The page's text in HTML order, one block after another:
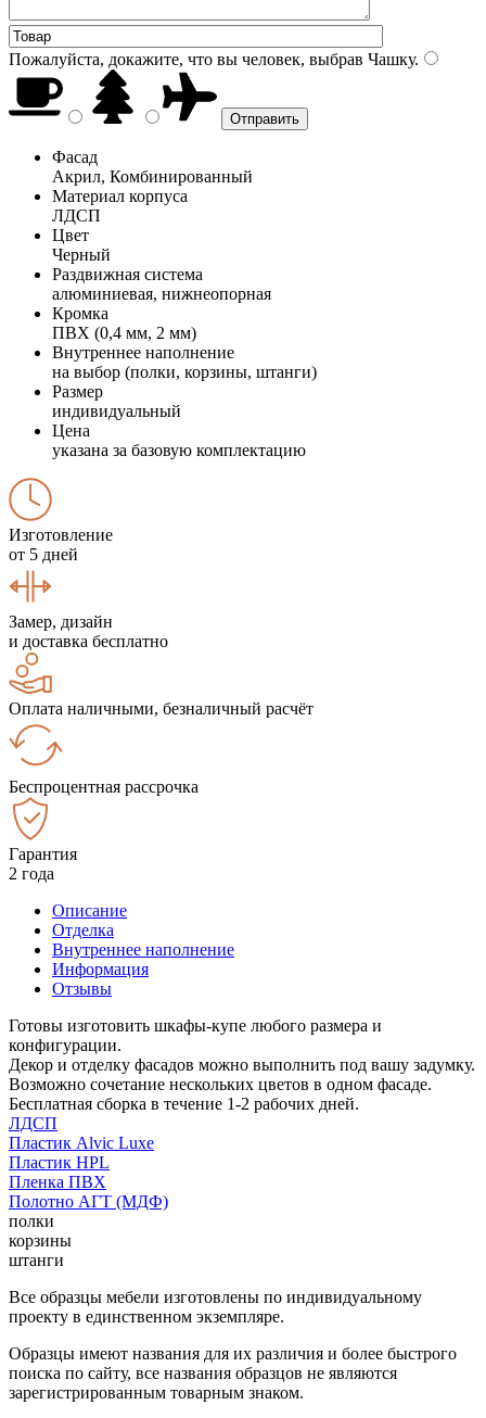
Пожалуйста, докажите, что вы человек, выбрав Чашку.
Фасад
Акрил, Комбинированный
Материал корпуса
ЛДСП
Цвет
Черный
Раздвижная система
алюминиевая, нижнеопорная
Кромка
ПВХ (0,4 мм, 2 мм)
Внутреннее наполнение
на выбор (полки, корзины, штанги)
Размер
индивидуальный
Цена
указана за базовую комплектацию
Изготовление
от 5 дней
Замер, дизайн
и доставка бесплатно
Оплата наличными, безналичный расчёт
Беспроцентная рассрочка
Гарантия
2 года
Описание
Отделка
Внутреннее наполнение
Информация
Отзывы
Готовы изготовить шкафы-купе любого размера и
конфигурации.
Декор и отделку фасадов можно выполнить под вашу задумку.
Возможно сочетание нескольких цветов в одном фасаде.
Бесплатная сборка в течение 1-2 рабочих дней.
ЛДСП
Пластик Alvic Luxe
Пластик HPL
Пленка ПВХ
Полотно АГТ (МДФ)
полки
корзины
штанги
Все образцы мебели изготовлены по индивидуальному
проекту в единственном экземпляре.
Образцы имеют названия для их различия и более быстрого
поиска по сайту, все названия образцов не являются
зарегистрированным товарным знаком.